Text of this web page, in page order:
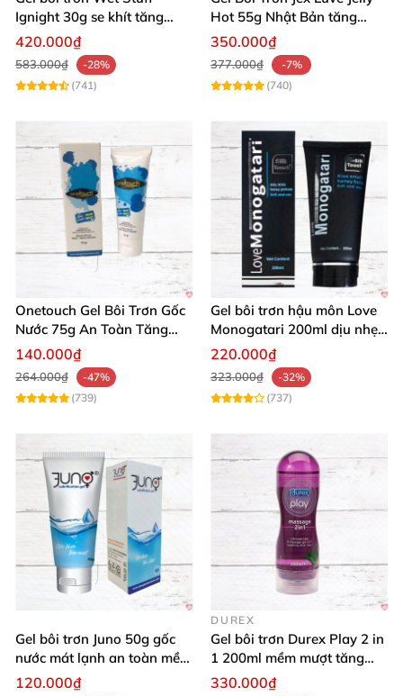
Ignight 30g se khít tăng
khoái cảm nữ hiệu quả
420.000₫
583.000₫
-28%
(741)
Hot 55g Nhật Bản tăng
khoái cảm nữ dễ sử dụng
350.000₫
377.000₫
-7%
(740)
Onetouch Gel Bôi Trơn Gốc
Nước 75g An Toàn Tăng
Khoái Cảm
140.000₫
264.000₫
-47%
(739)
Gel bôi trơn hậu môn Love
Monogatari 200ml dịu nhẹ,
an toàn
220.000₫
323.000₫
-32%
(737)
Gel bôi trơn Juno 50g gốc
nước mát lạnh an toàn mềm
mại
120.000₫
DUREX
Gel bôi trơn Durex Play 2 in
1 200ml mềm mượt tăng
khoái cảm
330.000₫